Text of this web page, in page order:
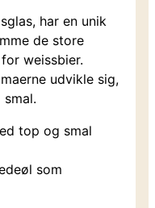
har en unik
de store
weissbier.
udvikle sig,
top og smal
som